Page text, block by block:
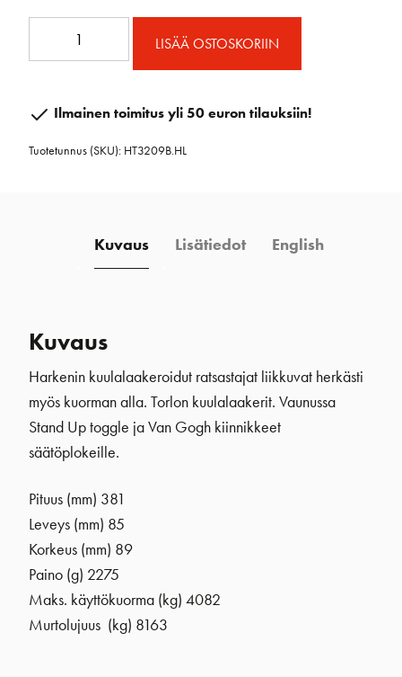
2.lla
"van
LISÄÄ OSTOSKORIIN
Ilmainen toimitus yli 50 euron tilauksiin!
Tuotetunnus (SKU): HT3209B.HL
Kuvaus Lisätiedot English
Kuvaus
Harkenin kuulalaakeroidut ratsastajat liikkuvat herkästi
myös kuorman alla. Torlon kuulalaakerit. Vaunussa
Stand Up toggle ja Van Gogh kiinnikkeet
säätöplokeille.
Pituus (mm) 381
Leveys (mm) 85
Korkeus (mm) 89
Paino (g) 2275
Maks. käyttökuorma (kg) 4082
Murtolujuus (kg) 8163